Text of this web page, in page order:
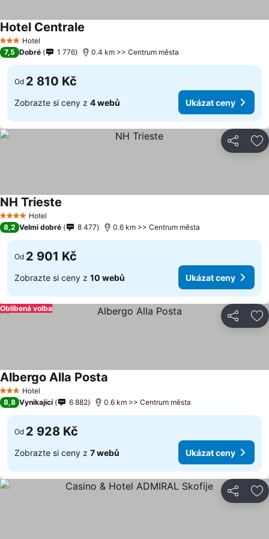
3 Počet hvězdiček
Hotel
Hotel Centrale
7,5 Dobré 1 776 0.4 km >> Centrum města
Od 2 810 Kč
Zobrazte si ceny z 4 webů Ukázat ceny
Sdílet
4 Počet hvězdiček
Hotel
NH Trieste
8,2 Velmi dobré 8 477 0.6 km >> Centrum města
Od 2 901 Kč
Zobrazte si ceny z 10 webů Ukázat ceny
Sdílet
Oblíbená volba
3 Počet hvězdiček
Hotel
Albergo Alla Posta
8,8 Vynikající 6 882 0.6 km >> Centrum města
Od 2 928 Kč
Zobrazte si ceny z 7 webů Ukázat ceny
Sdílet